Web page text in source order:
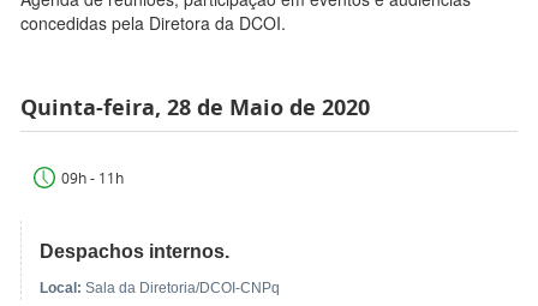
concedidas pela Diretora da DCOI.
Quinta-feira, 28 de Maio de 2020
09h - 11h
Despachos internos.
Local: Sala da Diretoria/DCOI-CNPq